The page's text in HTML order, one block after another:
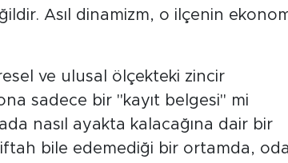
Asıl dinamizm, o ilçenin
ve ulusal ölçekteki zincir
sadece bir "kayıt belgesi" mi
nasıl ayakta kalacağına dair bir
bile edemediği bir ortamda, oda